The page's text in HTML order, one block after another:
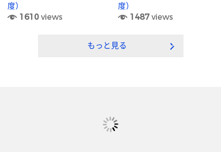
度）
1610views
度）
1487views
もっと見る